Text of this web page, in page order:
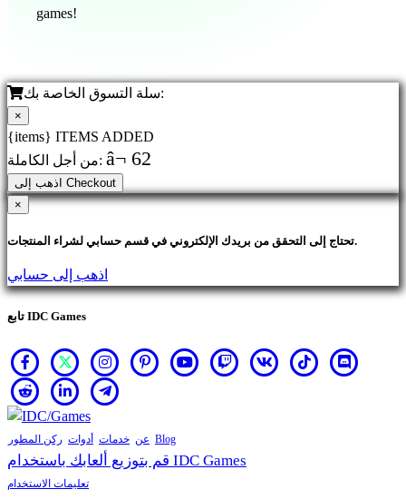
games!
سلة التسوق الخاصة بك:
×
{items} ITEMS ADDED
من أجل الكاملة: â¬ 62
اذهب إلى Checkout
×
تحتاج إلى التحقق من بريدك الإلكتروني في قسم حسابي لشراء المنتجات.
اذهب إلى حسابي
تابع IDC Games
عن خدمات أدوات ركن المطور Blog
قم بتوزيع ألعابك باستخدام IDC Games
تعليمات الاستخدام